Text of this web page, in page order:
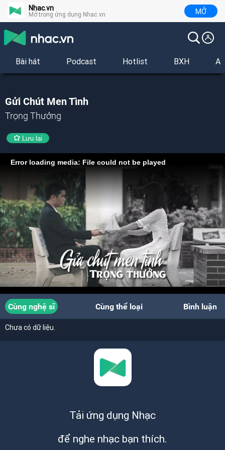
Nhac.vn
Mở trong ứng dụng Nhac.vn MỞ
Bài hát Podcast Hotlist BXH
Gửi Chút Men Tình
Trọng Thưởng
Lưu lại
Error loading media: File could not be played
Cùng nghệ sĩ Cùng thể loại Bình luận
Chưa có dữ liệu.
Tải ứng dụng Nhạc
để nghe nhạc bạn thích.